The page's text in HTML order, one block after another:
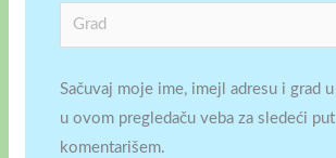
Grad
Sačuvaj moje ime, imejl adresu i grad
u ovom pregledaču veba za sledeći
komentarišem.